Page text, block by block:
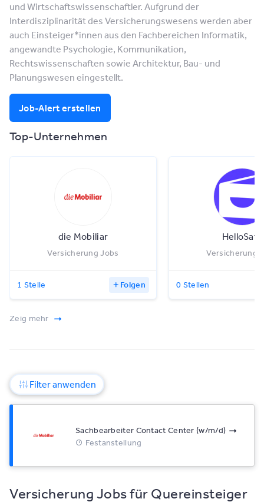
und Wirtschaftswissenschaftler. Aufgrund der
Interdisziplinarität des Versicherungswesens werden aber
auch Einsteiger*innen aus den Fachbereichen Informatik,
angewandte Psychologie, Kommunikation,
Rechtswissenschaften sowie Architektur, Bau- und
Planungswesen eingestellt.
Job-Alert erstellen
Top-Unternehmen
die Mobiliar
Versicherung Jobs
1 Stelle Folgen
HelloSafe
Versicherung
0 Stellen
Zeig mehr
Filter anwenden
Sachbearbeiter Contact Center (w/m/d)
Festanstellung
Versicherung Jobs für Quereinsteiger